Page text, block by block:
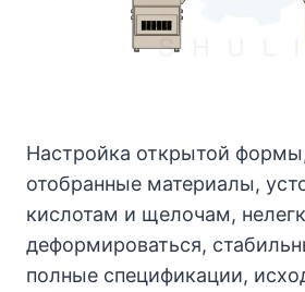
Настройка открытой
отобранные материалы,
кислотам и щелочам,
деформироваться,
полные спецификации,